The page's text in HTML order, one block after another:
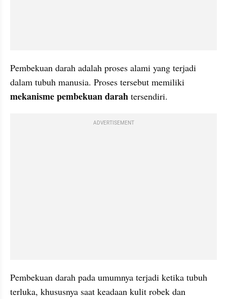
Pembekuan darah adalah proses alami yang terjadi
mekanisme pembekuan darah tersendiri.
ADVERTISEMENT
Pembekuan darah pada umumnya terjadi ketika tubuh
terluka, khususnya saat keadaan kulit robek dan